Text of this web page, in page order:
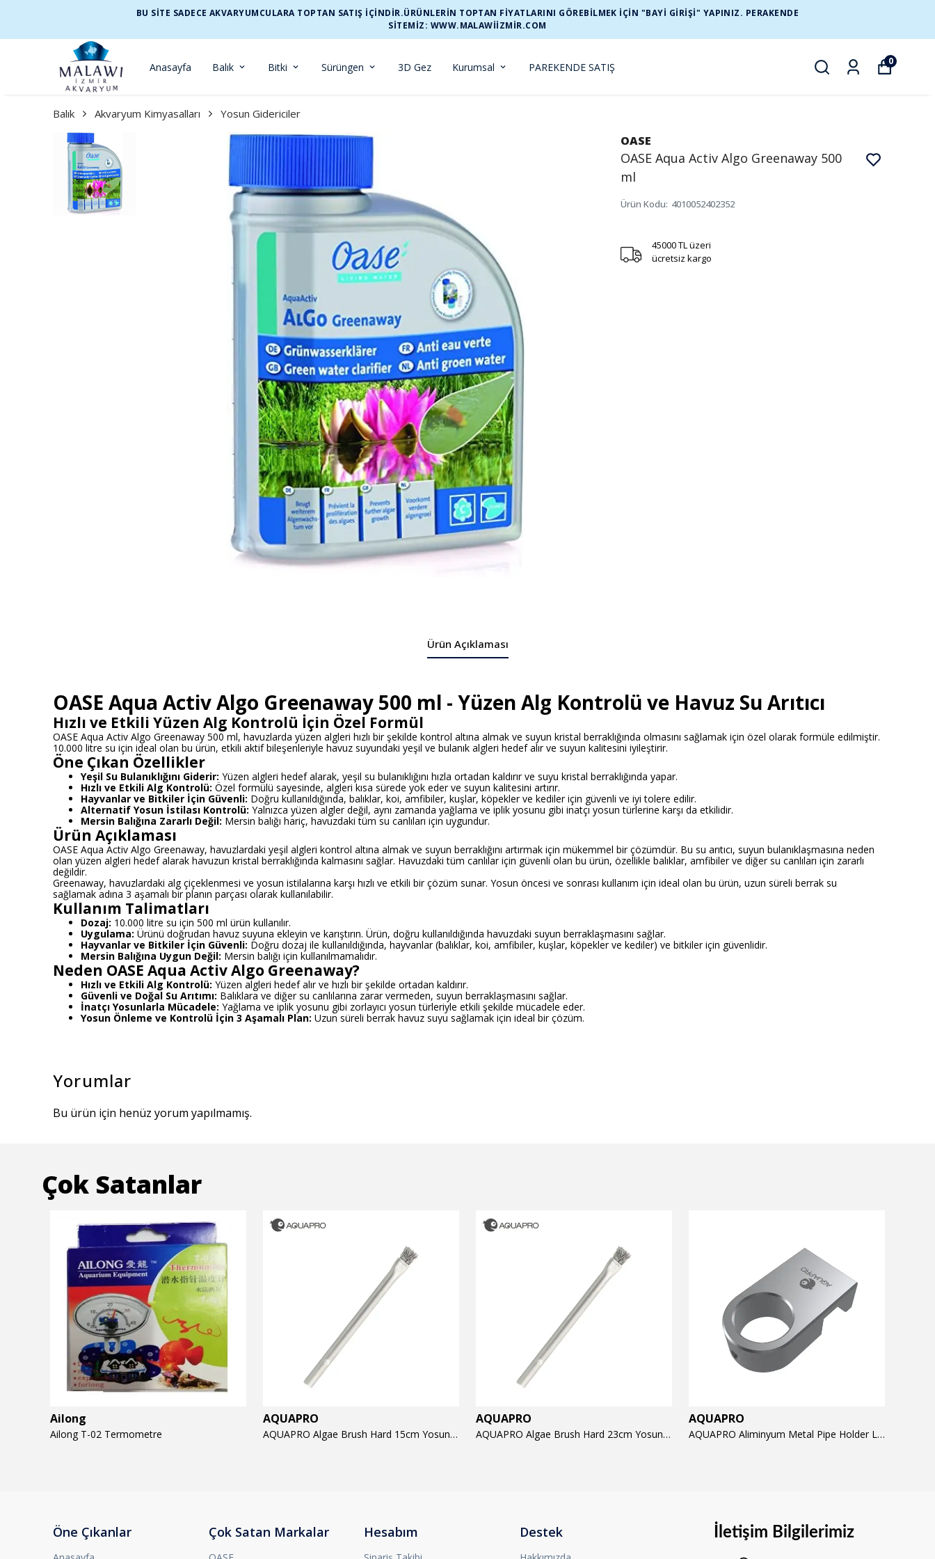
BU SİTE SADECE AKVARYUMCULARA TOPTAN SATIŞ İÇİNDİR.ÜRÜNLERİN TOPTAN FİYATLARINI GÖREBİLMEK İÇİN "BAYİ GİRİŞİ" YAPINIZ. PERAKENDE
SİTEMİZ: WWW.MALAWIIZMIR.COM
Anasayfa Balık Bitki Sürüngen 3D Gez Kurumsal PAREKENDE SATIŞ 0
Balık Akvaryum Kimyasalları Yosun Gidericiler
OASE
OASE Aqua Activ Algo Greenaway 500
ml
Ürün Kodu: 4010052402352
45000 TL üzeri
ücretsiz kargo
Ürün Açıklaması
OASE Aqua Activ Algo Greenaway 500 ml - Yüzen Alg Kontrolü ve Havuz Su Arıtıcı
Hızlı ve Etkili Yüzen Alg Kontrolü İçin Özel Formül
OASE Aqua Activ Algo Greenaway 500 ml, havuzlarda yüzen algleri hızlı bir şekilde kontrol altına almak ve suyun kristal berraklığında olmasını sağlamak için özel olarak formüle edilmiştir.
10.000 litre su için ideal olan bu ürün, etkili aktif bileşenleriyle havuz suyundaki yeşil ve bulanık algleri hedef alır ve suyun kalitesini iyileştirir.
Öne Çıkan Özellikler
Yeşil Su Bulanıklığını Giderir: Yüzen algleri hedef alarak, yeşil su bulanıklığını hızla ortadan kaldırır ve suyu kristal berraklığında yapar.
Hızlı ve Etkili Alg Kontrolü: Özel formülü sayesinde, algleri kısa sürede yok eder ve suyun kalitesini artırır.
Hayvanlar ve Bitkiler İçin Güvenli: Doğru kullanıldığında, balıklar, koi, amfibiler, kuşlar, köpekler ve kediler için güvenli ve iyi tolere edilir.
Alternatif Yosun İstilası Kontrolü: Yalnızca yüzen algler değil, aynı zamanda yağlama ve iplik yosunu gibi inatçı yosun türlerine karşı da etkilidir.
Mersin Balığına Zararlı Değil: Mersin balığı hariç, havuzdaki tüm su canlıları için uygundur.
Ürün Açıklaması
OASE Aqua Activ Algo Greenaway, havuzlardaki yeşil algleri kontrol altına almak ve suyun berraklığını artırmak için mükemmel bir çözümdür. Bu su arıtıcı, suyun bulanıklaşmasına neden
olan yüzen algleri hedef alarak havuzun kristal berraklığında kalmasını sağlar. Havuzdaki tüm canlılar için güvenli olan bu ürün, özellikle balıklar, amfibiler ve diğer su canlıları için zararlı
değildir.
Greenaway, havuzlardaki alg çiçeklenmesi ve yosun istilalarına karşı hızlı ve etkili bir çözüm sunar. Yosun öncesi ve sonrası kullanım için ideal olan bu ürün, uzun süreli berrak su
sağlamak adına 3 aşamalı bir planın parçası olarak kullanılabilir.
Kullanım Talimatları
Dozaj: 10.000 litre su için 500 ml ürün kullanılır.
Uygulama: Ürünü doğrudan havuz suyuna ekleyin ve karıştırın. Ürün, doğru kullanıldığında havuzdaki suyun berraklaşmasını sağlar.
Hayvanlar ve Bitkiler İçin Güvenli: Doğru dozaj ile kullanıldığında, hayvanlar (balıklar, koi, amfibiler, kuşlar, köpekler ve kediler) ve bitkiler için güvenlidir.
Mersin Balığına Uygun Değil: Mersin balığı için kullanılmamalıdır.
Neden OASE Aqua Activ Algo Greenaway?
Hızlı ve Etkili Alg Kontrolü: Yüzen algleri hedef alır ve hızlı bir şekilde ortadan kaldırır.
Güvenli ve Doğal Su Arıtımı: Balıklara ve diğer su canlılarına zarar vermeden, suyun berraklaşmasını sağlar.
İnatçı Yosunlarla Mücadele: Yağlama ve iplik yosunu gibi zorlayıcı yosun türleriyle etkili şekilde mücadele eder.
Yosun Önleme ve Kontrolü İçin 3 Aşamalı Plan: Uzun süreli berrak havuz suyu sağlamak için ideal bir çözüm.
Yorumlar
Bu ürün için henüz yorum yapılmamış.
Çok Satanlar
Ailong
Ailong T-02 Termometre
AQUAPRO
AQUAPRO Algae Brush Hard 15cm Yosun Temizlik Fırçası
AQUAPRO
AQUAPRO Algae Brush Hard 23cm Yosun Temizlik Fırçası
AQUAPRO
AQUAPRO Aliminyum Metal Pipe Holder L Tutucu (16/22mm)
Öne Çıkanlar Çok Satan Markalar Hesabım Destek İletişim Bilgilerimiz